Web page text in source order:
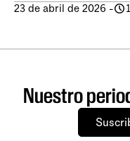
23 de abril de 2026 -
Nuestro